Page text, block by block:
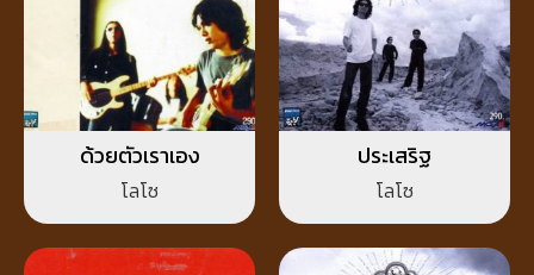
ด้วยตัวเราเอง
โลโซ
ประเสริฐ
โลโซ